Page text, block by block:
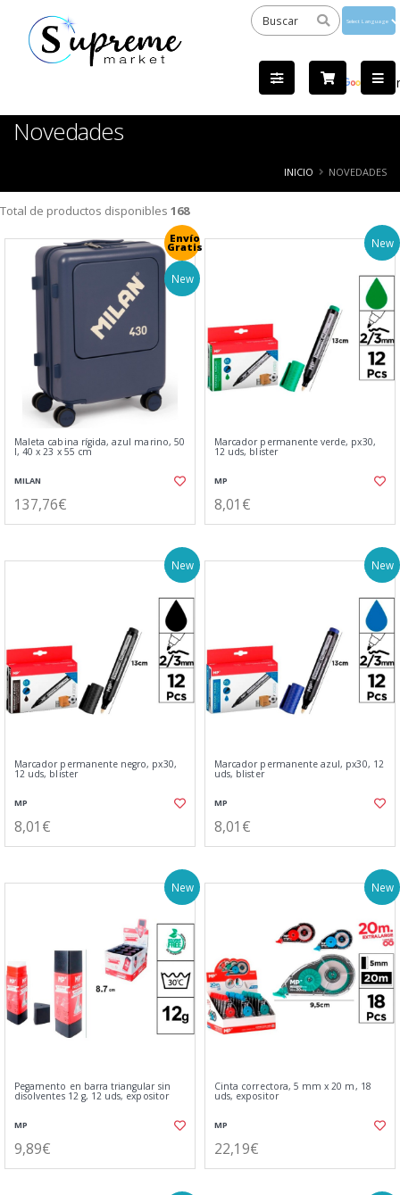
by
Novedades
INICIO NOVEDADES
Total de productos disponibles 168
Envío
Gratis
New
Maleta cabina rígida, azul marino, 50
l, 40 x 23 x 55 cm
MILAN
137,76€
New
Marcador permanente verde, px30,
12 uds, blister
MP
8,01€
New
Marcador permanente negro, px30,
12 uds, blister
MP
8,01€
New
Marcador permanente azul, px30, 12
uds, blister
MP
8,01€
New
Pegamento en barra triangular sin
disolventes 12 g, 12 uds, expositor
MP
9,89€
New
Cinta correctora, 5 mm x 20 m, 18
uds, expositor
MP
22,19€